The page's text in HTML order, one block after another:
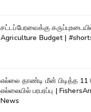
சட்டப்பேரவைக்கு
Agriculture Budget |
எல்லை தாண்டி மீன் பிடித்த 11
எல்லையில் பரபரப்பு |
News